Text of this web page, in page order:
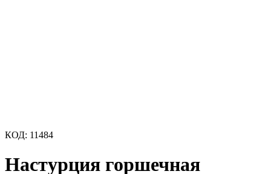
КОД: 11484
Настурция горшечная